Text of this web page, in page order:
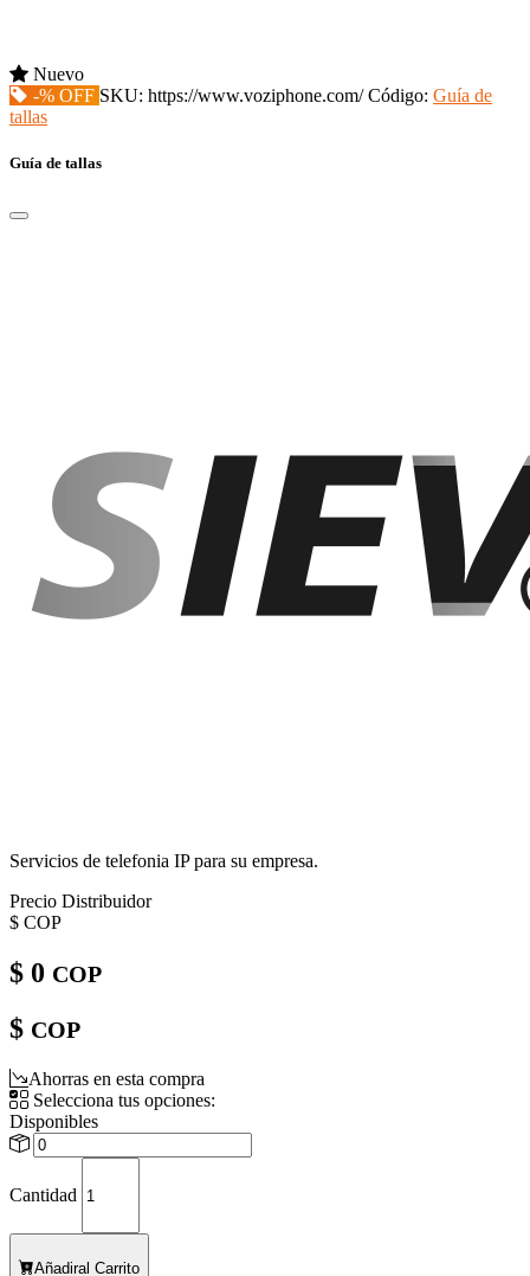
Nuevo
-% OFF SKU: https://www.voziphone.com/ Código: Guía de
tallas
Guía de tallas
Servicios de telefonia IP para su empresa.
Precio Distribuidor
$ COP
$ 0 COP
$ COP
Ahorras en esta compra
Selecciona tus opciones:
Disponibles
Cantidad
Añadiral Carrito